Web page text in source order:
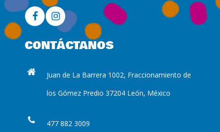
CONTÁCTANOS
Juan de La Barrera 1002, Fraccionamiento de
los Gómez Predio 37204 León, México
477 882 3009